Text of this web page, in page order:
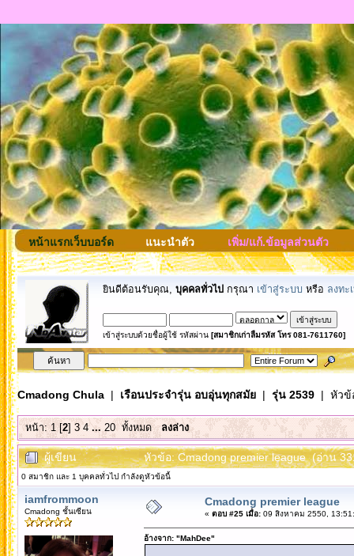
หน้าแรกเว็บบอร์ด แนะนำตัว เพิ่ม/แก้.ข้อมูลส่วนตัว
ยินดีต้อนรับคุณ, บุคคลทั่วไป กรุณา เข้าสู่ระบบ หรือ ลงทะ
เข้าสู่ระบบด้วยชื่อผู้ใช้ รหัสผ่าน [สมาชิกเก่าลืมรหัส โทร 081-7611760]
Cmadong Chula| เรือนประจำรุ่น อบอุ่นทุกสมัย| รุ่น 2539| หัวข้
หน้า:1[2] 3 4 ... 20 ทั้งหมด ลงล่าง
ผู้เขียน หัวข้อ: Cmadong premier league (อ่าน
0 สมาชิก และ 1 บุคคลทั่วไป กำลังดูหัวข้อนี้
iamfrommoon
Cmadong ชั้นเซียน
Cmadong premier league
« ตอบ #25 เมื่อ:09 สิงหาคม 2550,
อ้างจาก: "MahDee"